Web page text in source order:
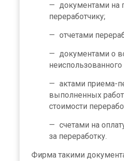
документами на
переработчику;
отчетами
документами о
актами приема-
выполненных
стоимости
счетами на
за переработку.
Фирма такими